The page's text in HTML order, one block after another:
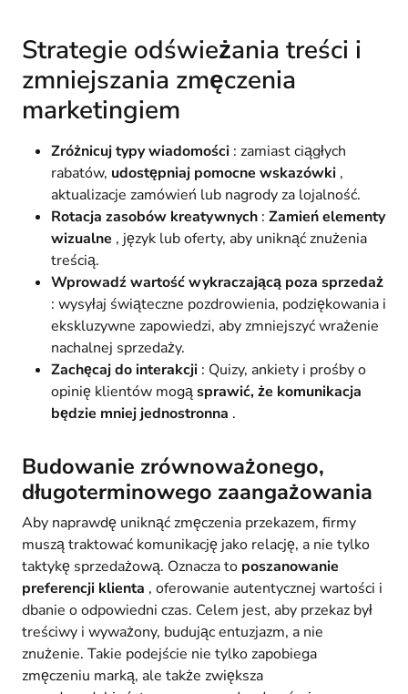
Strategie odświeżania treści i
zmniejszania zmęczenia
marketingiem
Zróżnicuj typy wiadomości : zamiast ciągłych
rabatów, udostępniaj pomocne wskazówki ,
aktualizacje zamówień lub nagrody za lojalność.
Rotacja zasobów kreatywnych : Zamień elementy
wizualne , język lub oferty, aby uniknąć znużenia
treścią.
Wprowadź wartość wykraczającą poza sprzedaż
: wysyłaj świąteczne pozdrowienia, podziękowania i
ekskluzywne zapowiedzi, aby zmniejszyć wrażenie
nachalnej sprzedaży.
Zachęcaj do interakcji : Quizy, ankiety i prośby o
opinię klientów mogąsprawić, że komunikacja
będzie mniej jednostronna .
Budowanie zrównoważonego,
długoterminowego zaangażowania
Aby naprawdę uniknąć zmęczenia przekazem, firmy
muszą traktować komunikację jako relację, a nie tylko
taktykę sprzedażową. Oznacza to poszanowanie
preferencji klienta , oferowanie autentycznej wartości i
dbanie o odpowiedni czas. Celem jest, aby przekaz był
treściwy i wyważony, budując entuzjazm, a nie
znużenie. Takie podejście nie tylko zapobiega
zmęczeniu marką, ale także zwiększa